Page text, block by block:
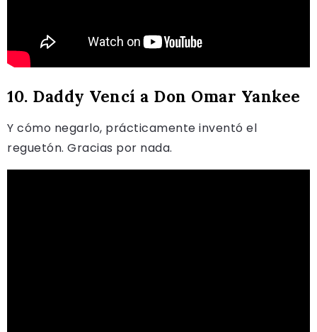
10. Daddy Vencí a Don Omar Yankee
Y cómo negarlo, prácticamente inventó el
reguetón. Gracias por nada.